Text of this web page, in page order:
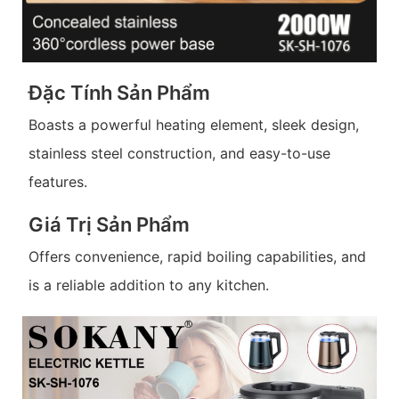
Đặc Tính Sản Phẩm
Boasts a powerful heating element, sleek design,
stainless steel construction, and easy-to-use
features.
Giá Trị Sản Phẩm
Offers convenience, rapid boiling capabilities, and
is a reliable addition to any kitchen.